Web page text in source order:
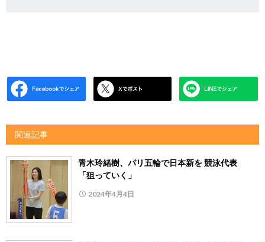
関連記事
青木玲緒樹、パリ五輪で日本新を 競泳代表
「狙っていく」
2024年4月4日